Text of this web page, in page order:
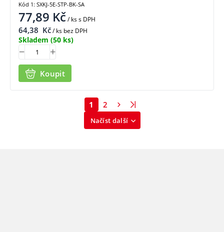
77,89 Kč/ kss DPH
64,38 Kč/ ks bez DPH
Skladem (50 ks)
Koupit
Kód 1: SXKJ-5E-STP-BK-SA
Načíst další
1 2